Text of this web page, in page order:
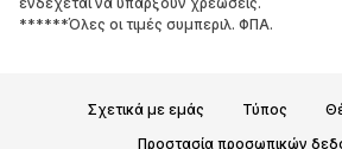
Γόβες και ψηλοτάκουνα
******Όλες οι τιμές συμπεριλ. ΦΠΑ.
Σχετικά με εμάς Τύπος
Προστασία προσωπικών